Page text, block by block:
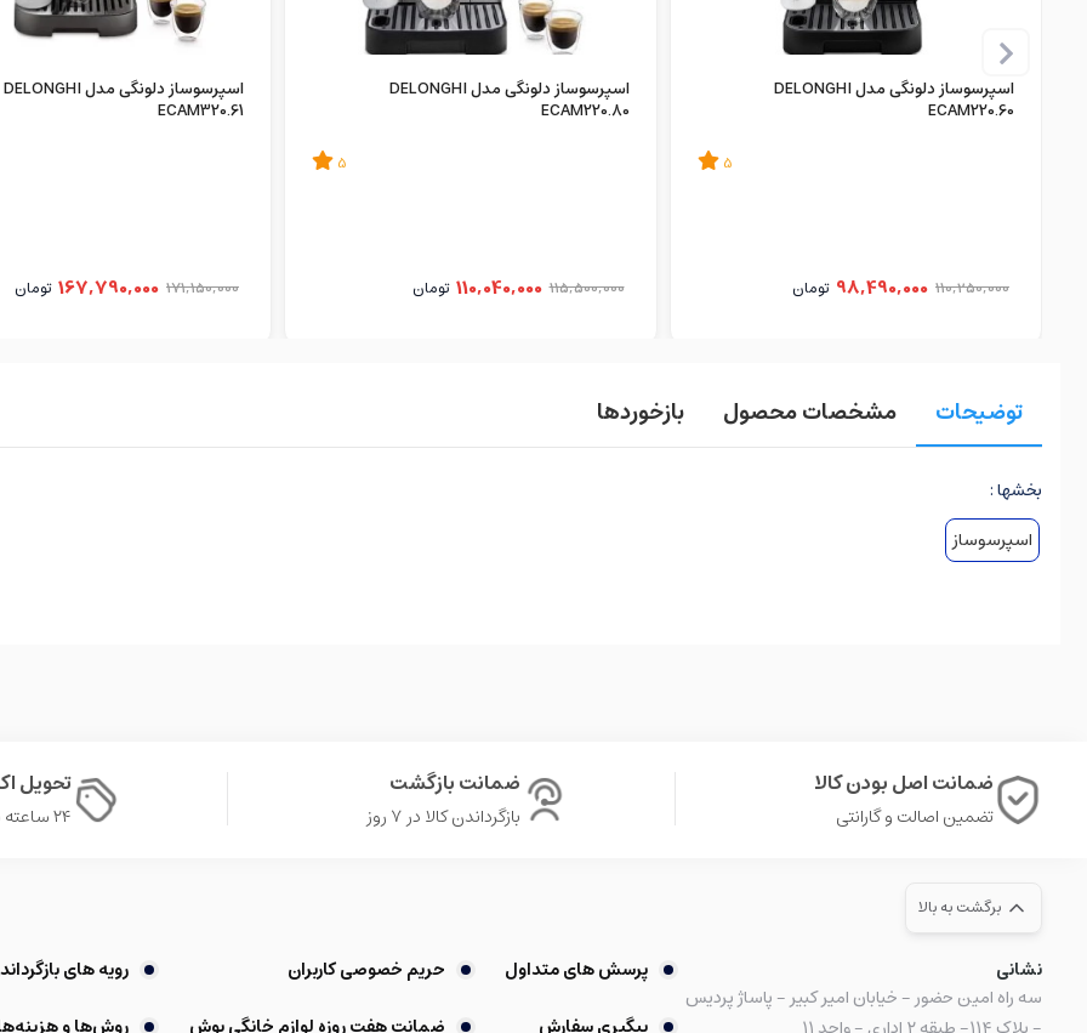
اسپرسوساز دلونگی مدل DELONGHI
ECAM220.60
5
110,250,000
98,490,000 تومان
اسپرسوساز دلونگی مدل DELONGHI
ECAM220.80
5
115,500,000
110,040,000 تومان
اسپرسوساز دلونگی مدل DELONGHI
ECAM320.61
171,150,000
167,790,000 تومان
توضیحات مشخصات محصول بازخوردها
بخشها :
اسپرسوساز
ضمانت اصل بودن کالا
تضمین اصالت و گارانتی
ضمانت بازگشت
بازگرداندن کالا در ۷ روز
تحویل
۲۴ ساعته در تهران
برگشت به بالا
نشانی
سه راه امین حضور - خیابان امیر کبیر - پاساژ پردیس
پرسش های متداول حریم خصوصی کاربران
رویه های
پیگیری سفارش
ضمانت هفت روزه لوازم خانگی بوش روش‌ها و